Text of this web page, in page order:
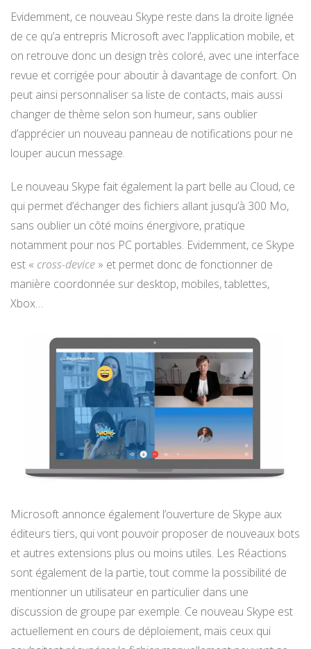
Evidemment, ce nouveau Skype reste dans la droite lignée
de ce qu’a entrepris Microsoft avec l’application mobile, et
on retrouve donc un design très coloré, avec une interface
revue et corrigée pour aboutir à davantage de confort. On
peut ainsi personnaliser sa liste de contacts, mais aussi
changer de thème selon son humeur, sans oublier
d’apprécier un nouveau panneau de notifications pour ne
louper aucun message.
Le nouveau Skype fait également la part belle au Cloud, ce
qui permet d’échanger des fichiers allant jusqu’à 300 Mo,
sans oublier un côté moins énergivore, pratique
notamment pour nos PC portables. Evidemment, ce Skype
est « cross-device » et permet donc de fonctionner de
manière coordonnée sur desktop, mobiles, tablettes,
Xbox…
Microsoft annonce également l’ouverture de Skype aux
éditeurs tiers, qui vont pouvoir proposer de nouveaux bots
et autres extensions plus ou moins utiles. Les Réactions
sont également de la partie, tout comme la possibilité de
mentionner un utilisateur en particulier dans une
discussion de groupe par exemple. Ce nouveau Skype est
actuellement en cours de déploiement, mais ceux qui